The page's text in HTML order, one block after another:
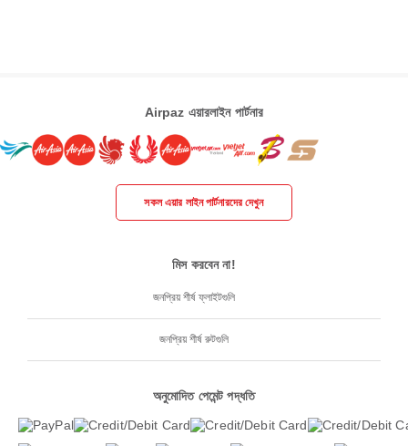
Airpaz এয়ারলাইন পার্টনার
সকল এয়ার লাইন পার্টনারদের দেখুন
মিস করবেন না!
জনপ্রিয় শীর্ষ ফ্লাইটগুলি
জনপ্রিয় শীর্ষ রুটগুলি
অনুমোদিত পেমেন্ট পদ্ধতি